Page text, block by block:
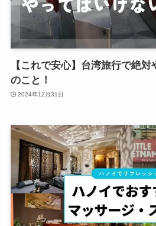
【これで安心】台湾旅行で絶
のこと！
2024年12月31日